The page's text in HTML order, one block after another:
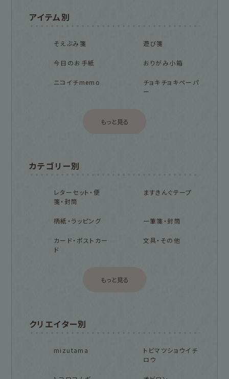
アイテム別
そえぶみ箋 遊び箋
今日のお手紙 おりがみ小箱
ニコイチmemo
チョキチョキペーパ
ー
もっと見る
カテゴリー別
レターセット・便
箋・封筒
ますきんぐテープ
柄紙・ラッピング 一筆箋・封筒
カード・ポストカー
ド
文具・その他
もっと見る
クリエイター別
mizutama
トビマツショウイチ
ロウ